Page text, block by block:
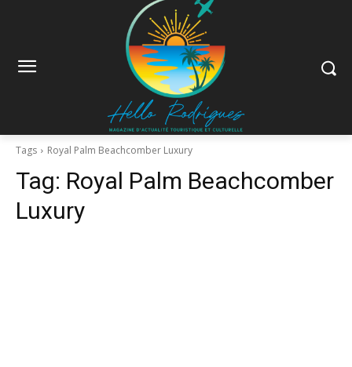
Tags Royal Palm Beachcomber Luxury
Tag: Royal Palm Beachcomber
Luxury